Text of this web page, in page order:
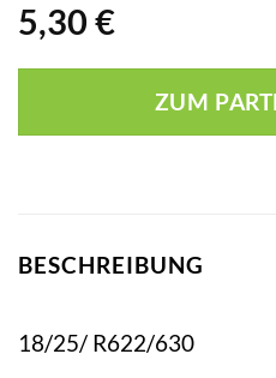
5,30 €
ZUM
BESCHREIBUNG
18/25/ R622/630